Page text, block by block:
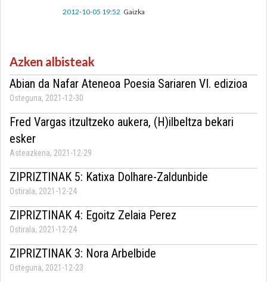
2012-10-05 19:52 Gaizka
Azken albisteak
Abian da Nafar Ateneoa Poesia Sariaren VI. edizioa
Osteguna, 2021-12-30
Fred Vargas itzultzeko aukera, (H)ilbeltza bekari
esker
Asteazkena, 2021-12-29
ZIPRIZTINAK 5: Katixa Dolhare-Zaldunbide
Ostirala, 2021-12-24
ZIPRIZTINAK 4: Egoitz Zelaia Perez
Ostirala, 2021-12-24
ZIPRIZTINAK 3: Nora Arbelbide
Osteguna, 2021-12-23